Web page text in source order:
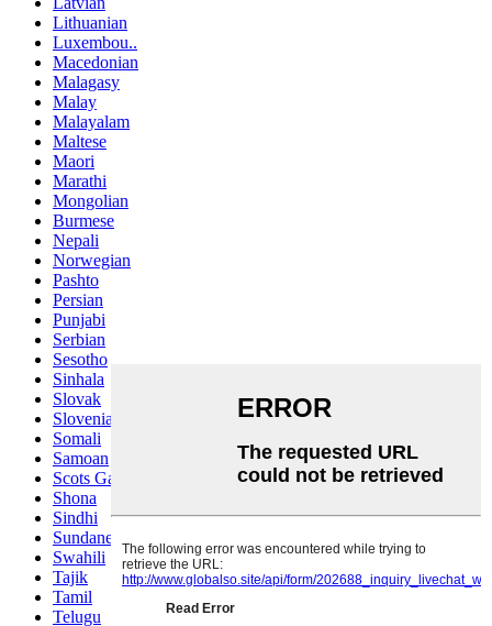
Lithuanian
Luxembou..
Macedonian
Malagasy
Malay
Malayalam
Maltese
Maori
Marathi
Mongolian
Burmese
Nepali
Norwegian
Pashto
Persian
Punjabi
Serbian
Sesotho
Sinhala
Slovak
Slovenian
Somali
Samoan
Scots Gaelic
Shona
Sindhi
Sundanese
Swahili
Tajik
Tamil
Telugu